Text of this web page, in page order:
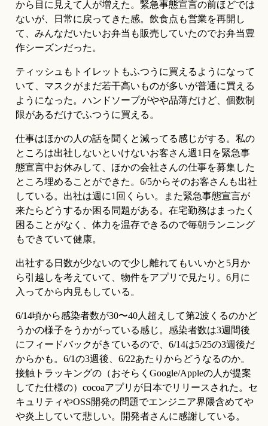
から目に見えて人が増えた。緊急事態宣言の前ほどでは
ないが、日常に戻ってきた感。飲食点も営業を再開し
て、みんなだいたいお弁当も販売していたのでお弁当豊
作シーズンだった。
ティッシュもトイレットもふつうに買えるようになって
いて、マスクがまだ若干高いものが多いが普通に買える
ようになった。ハンドソープがやや品薄だけど、個数制
限があるだけでふつうに買える。
仕事はほかの人の話を聞くと減ってる感じがする。私の
ところは出社しないといけないお客さん週1日を緊急事
態宣言中お休みして、ほかの会社さんの仕事を募集した
ところ埋めることができた。6/5からそのお客さんも出社
している。出社は週に1回くらい。また緊急事態宣言が
来たらどうするか困る問題がある。在宅勤務はまったく
困ることがなく、体力を温存できるので毎朝ランニング
もできていて健康。
出社する日数が少ないので少し離れてもいいかと5月か
ら引越しを考えていて、物件をアプリで見たり。6月に
入ってから内見もしている。
6/14頃から感染者数が30〜40人超えして第2波くるのかど
うかの様子をうかがっている感じ。感染者数は3週間後
にフィードバックがきているので、6/14は5/25の3週後だ
からかも。6/1の3週後、6/22あたりからどうなるのか。
接触トラッキングの（おそらくGoogle/Appleの人が提案
してた仕様の）cocoaアプリが日本でリリースされた。セ
キュリティやOSS開発の問題でエンジニア界隈含めてや
や炎上していて悲しい。開発者さんに感謝している。